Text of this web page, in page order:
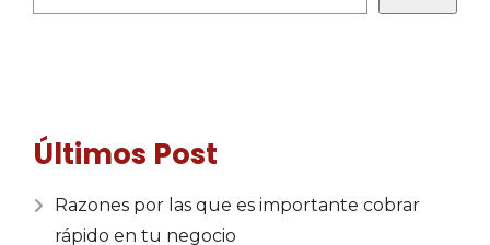
Últimos Post
Razones por las que es importante cobrar
rápido en tu negocio